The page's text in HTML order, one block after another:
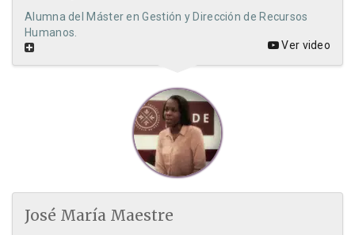
Alumna del Máster en Gestión y Dirección de Recursos
Humanos.
Ver video
José María Maestre